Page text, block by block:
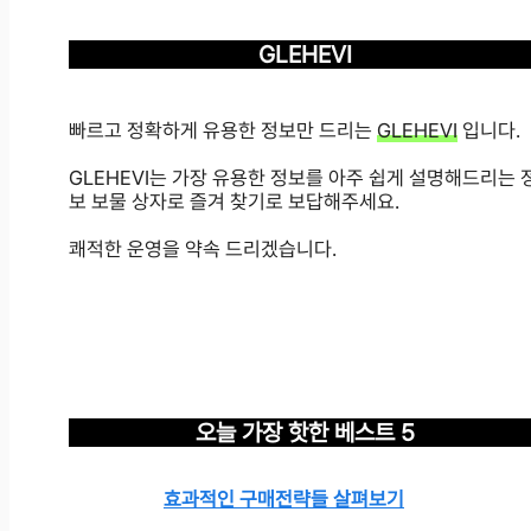
GLEHEVI
빠르고 정확하게 유용한 정보만 드리는 GLEHEVI 입니다.
GLEHEVI는 가장 유용한 정보를 아주 쉽게 설명해드리는
보 보물 상자로 즐겨 찾기로 보답해주세요.
쾌적한 운영을 약속 드리겠습니다.
오늘 가장 핫한 베스트 5
효과적인 구매전략들 살펴보기